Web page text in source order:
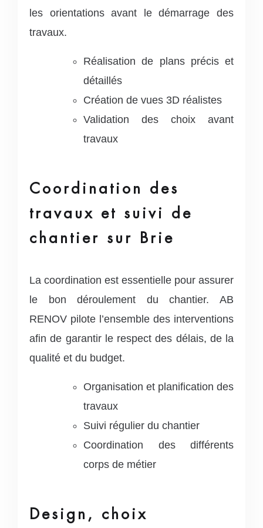
les orientations avant le démarrage des
travaux.
Réalisation de plans précis et
détaillés
Création de vues 3D réalistes
Validation des choix avant
travaux
Coordination des
travaux et suivi de
chantier sur Brie
La coordination est essentielle pour assurer
le bon déroulement du chantier. AB
RENOV pilote l’ensemble des interventions
afin de garantir le respect des délais, de la
qualité et du budget.
Organisation et planification des
travaux
Suivi régulier du chantier
Coordination des différents
corps de métier
Design, choix